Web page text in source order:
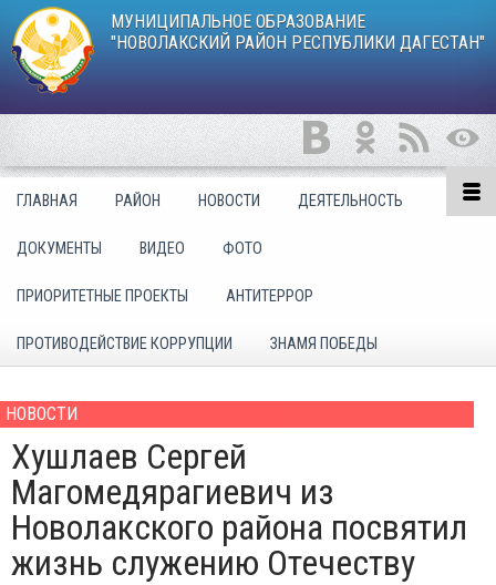
МУНИЦИПАЛЬНОЕ ОБРАЗОВАНИЕ
"НОВОЛАКСКИЙ РАЙОН РЕСПУБЛИКИ ДАГЕСТАН"
ГЛАВНАЯ РАЙОН НОВОСТИ ДЕЯТЕЛЬНОСТЬ
ДОКУМЕНТЫ ВИДЕО ФОТО
ПРИОРИТЕТНЫЕ ПРОЕКТЫ АНТИТЕРРОР
ПРОТИВОДЕЙСТВИЕ КОРРУПЦИИ ЗНАМЯ ПОБЕДЫ
НОВОСТИ
Хушлаев Сергей
Магомедярагиевич из
Новолакского района посвятил
жизнь служению Отечеству